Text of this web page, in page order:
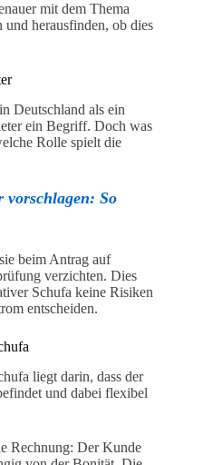
mit dem Thema
und herausfinden, ob dies
Deutschland als ein
ein Begriff. Doch was
Rolle spielt die
vorschlagen: So
beim Antrag auf
verzichten. Dies
Schufa keine Risiken
entscheiden.
liegt darin, dass der
und dabei flexibel
Rechnung: Der Kunde